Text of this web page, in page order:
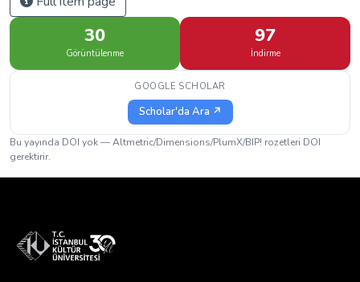
30
Görüntülenme
97
İndirme
GOOGLE SCHOLAR
Scholar'da Ara ↗
Bu yayında DOI yok — Altmetric/Dimensions/PlumX/BIP! rozetleri DOI
gerektirir.